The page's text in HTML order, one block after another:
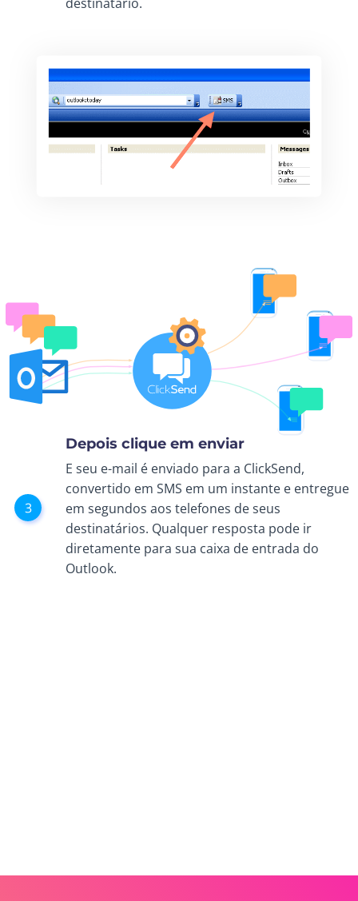
Depois clique em enviar
E seu e-mail é enviado para a ClickSend,
convertido em SMS em um instante e entregue
em segundos aos telefones de seus
destinatários. Qualquer resposta pode ir
diretamente para sua caixa de entrada do
Outlook.